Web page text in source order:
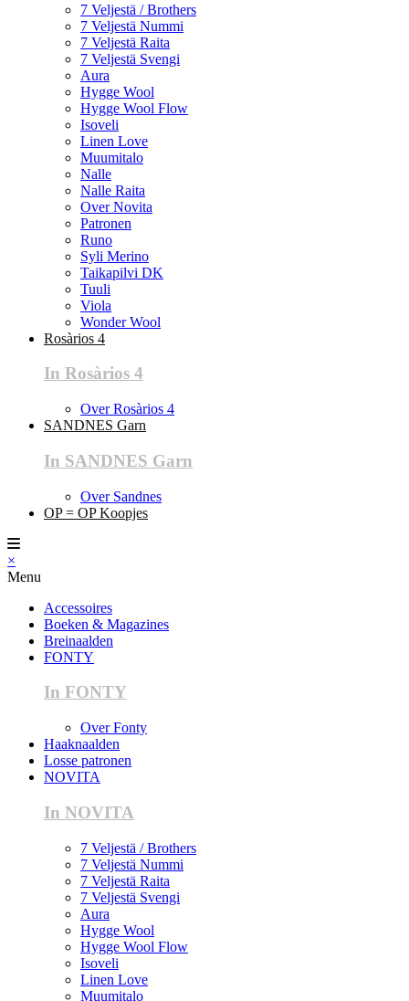
7 Veljestä / Brothers
7 Veljestä Nummi
7 Veljestä Raita
7 Veljestä Svengi
Aura
Hygge Wool
Hygge Wool Flow
Isoveli
Linen Love
Muumitalo
Nalle
Nalle Raita
Over Novita
Patronen
Runo
Syli Merino
Taikapilvi DK
Tuuli
Viola
Wonder Wool
Rosàrios 4
In Rosàrios 4
Over Rosàrios 4
SANDNES Garn
In SANDNES Garn
Over Sandnes
OP = OP Koopjes
×
Menu
Accessoires
Boeken & Magazines
Breinaalden
FONTY
In FONTY
Over Fonty
Haaknaalden
Losse patronen
NOVITA
In NOVITA
7 Veljestä / Brothers
7 Veljestä Nummi
7 Veljestä Raita
7 Veljestä Svengi
Aura
Hygge Wool
Hygge Wool Flow
Isoveli
Linen Love
Muumitalo